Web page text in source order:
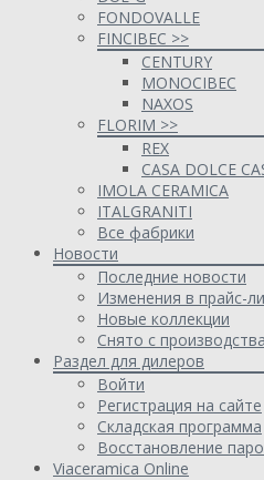
FONDOVALLE
FINCIBEC >>
CENTURY
MONOCIBEC
NAXOS
FLORIM >>
REX
CASA DOLCE
IMOLA CERAMICA
ITALGRANITI
Все фабрики
Новости
Последние новости
Изменения в прайс-
Новые коллекции
Снято с производства
Раздел для дилеров
Войти
Регистрация на сайте
Складская программа
Восстановление
Viaceramica Online